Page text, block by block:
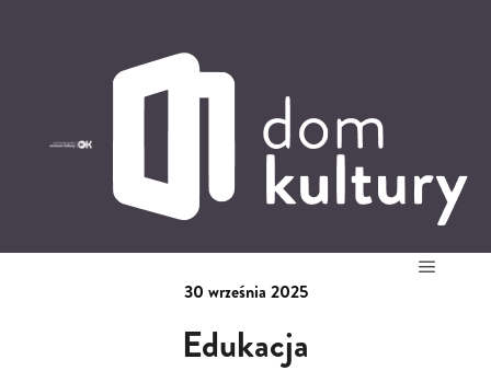
'
0,00
52
30 września 2025
Edukacja